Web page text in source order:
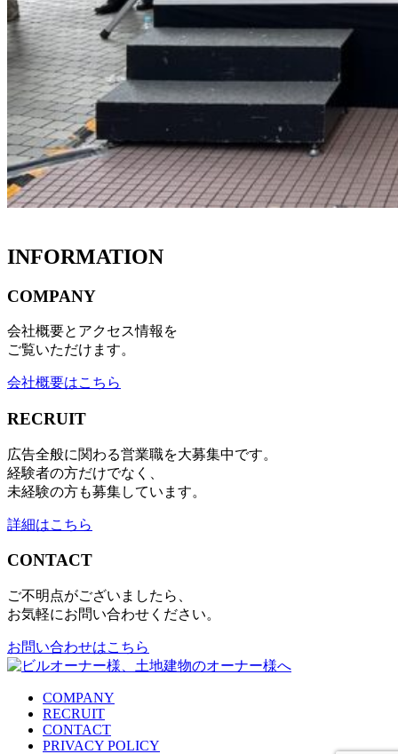
INFORMATION
COMPANY
会社概要とアクセス情報を
ご覧いただけます。
会社概要はこちら
RECRUIT
広告全般に関わる営業職を大募集中です。
経験者の方だけでなく、
未経験の方も募集しています。
詳細はこちら
CONTACT
ご不明点がございましたら、
お気軽にお問い合わせください。
お問い合わせはこちら
COMPANY
RECRUIT
CONTACT
PRIVACY POLICY